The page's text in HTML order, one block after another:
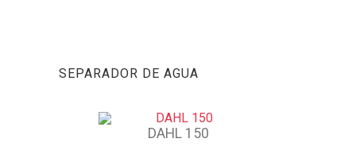
SEPARADOR DE AGUA
DAHL 150